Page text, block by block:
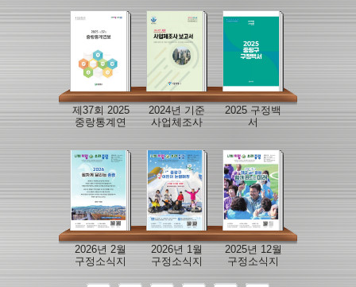
제37회 2025
중랑통계연
2024년 기준
사업체조사
2025 구정백
서
2026년 2월
구정소식지
2026년 1월
구정소식지
2025년 12월
구정소식지